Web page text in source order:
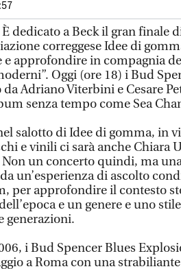
È dedicato a Beck il gran finale
correggese Idee di
e approfondire in compagnia
Oggi (ore 18) i Bud
Adriano Viterbini e Cesare
senza tempo come Sea
salotto di Idee di gomma, in
e vinili ci sarà anche Chiara
un concerto quindi, ma
un’esperienza di ascolto
per approfondire il contesto
e un genere e uno
generazioni.
i Bud Spencer Blues
a Roma con una strabiliante